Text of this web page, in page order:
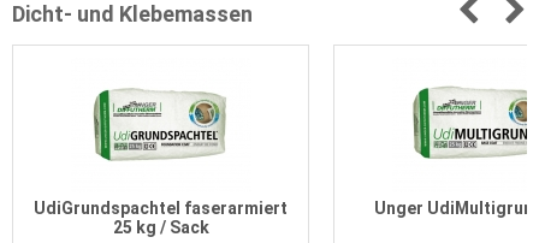
Dicht- und Klebemassen
UdiGrundspachtel faserarmiert
25 kg / Sack
Unger